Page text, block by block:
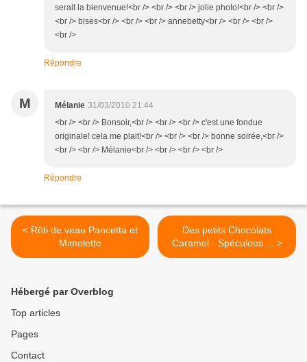
serait la bienvenue!<br /> <br /> <br /> jolie photo!<br /> <br />
<br /> bises<br /> <br /> <br /> annebetty<br /> <br /> <br />
<br />
Répondre
M Mélanie 31/03/2010 21:44
<br /> <br /> Bonsoir,<br /> <br /> <br /> c'est une fondue
originale! cela me plait!<br /> <br /> <br /> bonne soirée,<br />
<br /> <br /> Mélanie<br /> <br /> <br /> <br />
Répondre
< Rôti de veau Pancetta et
Mimolette
Des petits Chocolats
Caramel - Spéculoos ... >
Hébergé par Overblog
Top articles
Pages
Contact